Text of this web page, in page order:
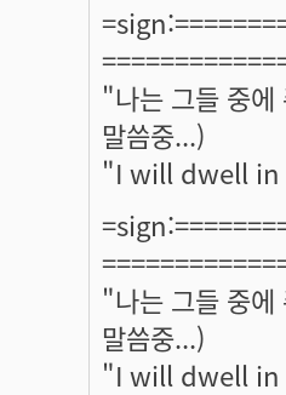
"나는 그들 중에
말씀중...)
"I will dwell
"나는 그들 중에
말씀중...)
"I will dwell